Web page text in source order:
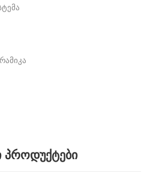
პროდუქტები